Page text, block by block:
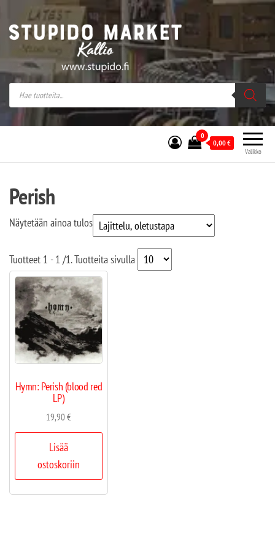
Stupido Market – verkossa ja kivijalassa
Stupido Market on vaihtoehtomusaan
erikoistunut verkko- sekä
kivijalkakauppa Helsingissä Kallion
sydämessä.
Valikko
0
0,00€
Perish
Näytetään ainoa tulos
Tuotteet 1 - 1 /1. Tuotteita sivulla
Hymn: Perish (blood red
LP)
19,90€
Lisää
ostoskoriin